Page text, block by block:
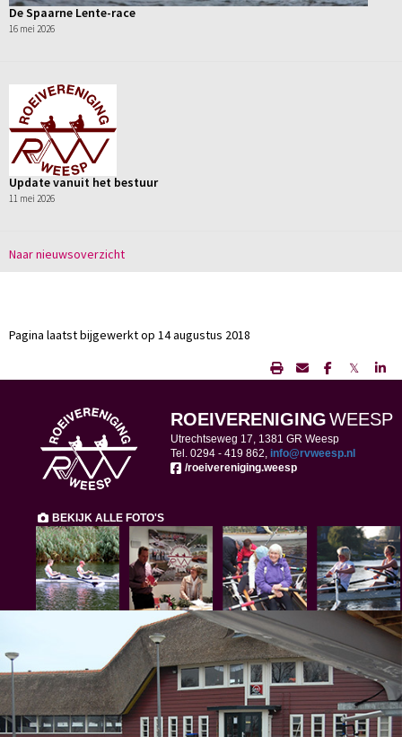
De Spaarne Lente-race
16 mei 2026
Update vanuit het bestuur
11 mei 2026
Naar nieuwsoverzicht
Pagina laatst bijgewerkt op 14 augustus 2018
𝕏
ROEIVERENIGINGWEESP
Utrechtseweg 17, 1381 GR Weesp
Tel. 0294 - 419 862, ofni@rvweesp.nl
/roeivereniging.weesp
BEKIJK ALLE FOTO'S